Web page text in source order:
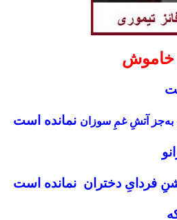
خاموش
به‌جز آتشِ غمِ سوزان نمانده است
فردایِ دختران نمانده است